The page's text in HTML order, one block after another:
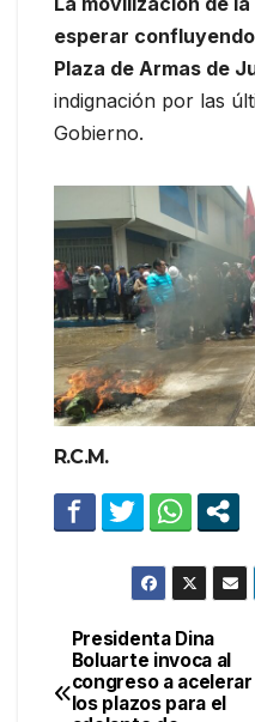
esperar
Plaza de Armas de
indignación por las
Gobierno.
R.C.M.
Navegación
de
Presidenta Dina
Boluarte invoca al
congreso a acelerar
los plazos para el